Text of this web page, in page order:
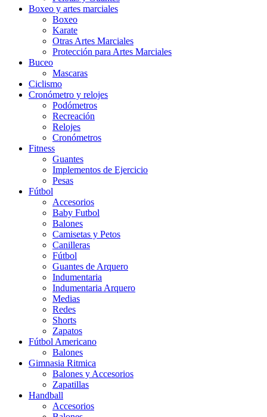
Boxeo y artes marciales
Boxeo
Karate
Otras Artes Marciales
Protección para Artes Marciales
Buceo
Mascaras
Ciclismo
Cronómetro y relojes
Podómetros
Recreación
Relojes
Cronómetros
Fitness
Guantes
Implementos de Ejercicio
Pesas
Fútbol
Accesorios
Baby Futbol
Balones
Camisetas y Petos
Canilleras
Fútbol
Guantes de Arquero
Indumentaria
Indumentaria Arquero
Medias
Redes
Shorts
Zapatos
Fútbol Americano
Balones
Gimnasia Ritmica
Balones y Accesorios
Zapatillas
Handball
Accesorios